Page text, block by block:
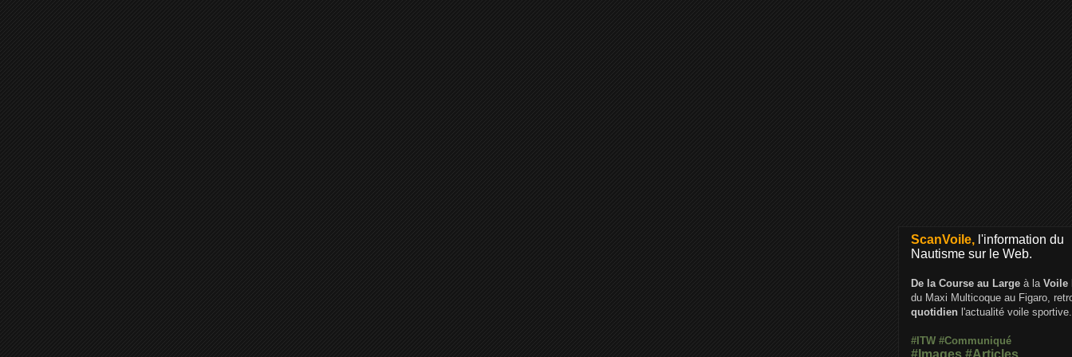
ScanVoile, l'information du
Nautisme sur le Web.
De la Course au Large à la Voile
du Maxi Multicoque au Figaro,
quotidien l'actualité voile sportive.
#ITW #Communiqué
#Images #Articles